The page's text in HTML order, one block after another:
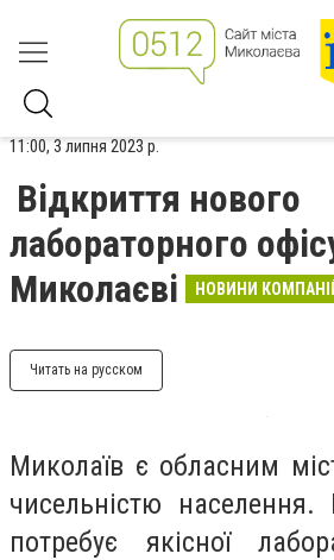
11:00, 3 липня 2023 р.
Відкриття нового
лабораторного
Миколаєві
НОВИНИ
Читать на русском
Миколаїв є обласним
чисельністю населення.
потребує якісної